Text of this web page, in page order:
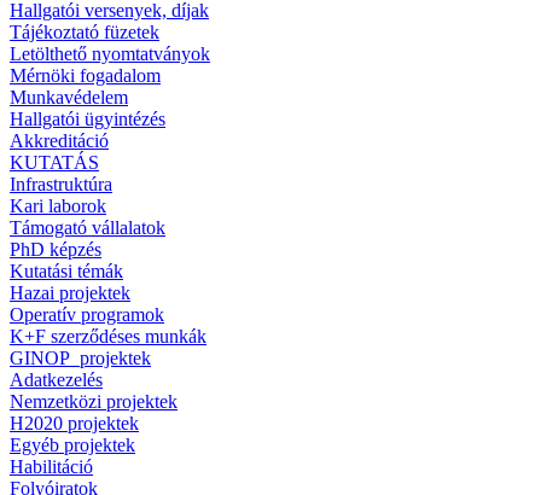
Hallgatói versenyek, díjak
Tájékoztató füzetek
Letölthető nyomtatványok
Mérnöki fogadalom
Munkavédelem
Hallgatói ügyintézés
Akkreditáció
KUTATÁS
Infrastruktúra
Kari laborok
Támogató vállalatok
PhD képzés
Kutatási témák
Hazai projektek
Operatív programok
K+F szerződéses munkák
GINOP_projektek
Adatkezelés
Nemzetközi projektek
H2020 projektek
Egyéb projektek
Habilitáció
Folyóiratok